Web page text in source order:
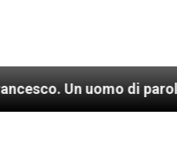
uomo di parola”, dietro